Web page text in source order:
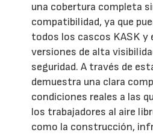
una cobertura completa
compatibilidad, ya que
todos los cascos KASK y
versiones de alta
seguridad. A través de
demuestra una clara
condiciones reales a las
los trabajadores al aire
como la construcción,